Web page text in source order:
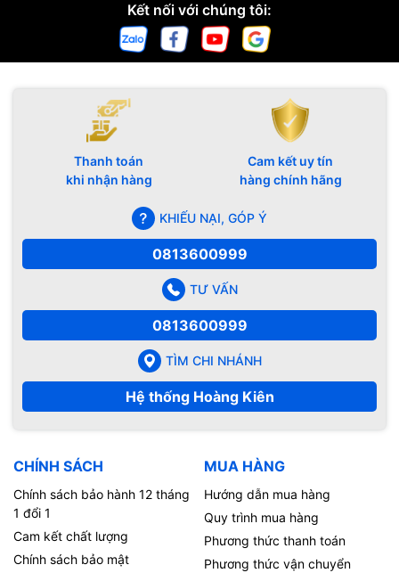
Kết nối với chúng tôi:
Thanh toán
khi nhận hàng
Cam kết uy tín
hàng chính hãng
KHIẾU NẠI, GÓP Ý
0813600999
TƯ VẤN
0813600999
TÌM CHI NHÁNH
Hệ thống Hoàng Kiên
CHÍNH SÁCH
Chính sách bảo hành 12 tháng
1 đổi 1
Cam kết chất lượng
Chính sách bảo mật
MUA HÀNG
Hướng dẫn mua hàng
Quy trình mua hàng
Phương thức thanh toán
Phương thức vận chuyển